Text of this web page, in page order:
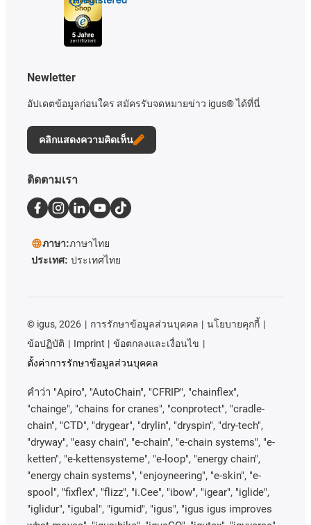
Newletter
อัปเดตข้อมูลก่อนใคร สมัครรับจดหมายข่าว igus® ได้ที่นี่
คลิกแสดงความคิดเห็น
ติดตามเรา
ภาษา:ภาษาไทย
ประเทศ: ประเทศไทย
© igus, 2026 การรักษาข้อมูลส่วนบุคคล
นโยบายคุกกี้
ข้อปฏิบัติ
Imprint
ข้อตกลงและเงื่อนไข
ตั้งค่าการรักษาข้อมูลส่วนบุคคล
คําว่า "Apiro", "AutoChain", "CFRIP", "chainflex",
"chainge", "chains for cranes", "conprotect", "cradle-
chain", "CTD", "drygear", "drylin", "dryspin", "dry-tech",
"dryway", "easy chain", "e-chain", "e-chain systems", "e-
ketten", "e-kettensysteme", "e-loop", "energy chain",
"energy chain systems", "enjoyneering", "e-skin", "e-
spool", "fixflex", "flizz", "i.Cee", "ibow", "igear", "iglide",
"iglidur", "igubal", "igumid", "igus", "igus igus improves